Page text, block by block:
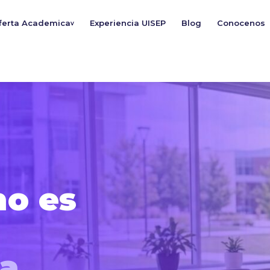
Academicav Experiencia UISEP Blog Conocenos
es